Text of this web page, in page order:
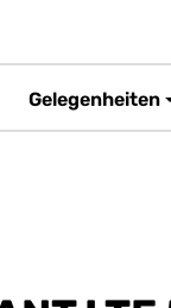
Gelegenheiten